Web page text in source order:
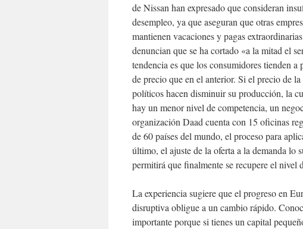
de Nissan han expresado que consideran
desempleo, ya que aseguran que otras
mantienen vacaciones y pagas
denuncian que se ha cortado «a la mitad el
tendencia es que los consumidores tienden
de precio que en el anterior. Si el precio de
políticos hacen disminuir su producción, la
hay un menor nivel de competencia, un
organización Daad cuenta con 15 oficinas
de 60 países del mundo, el proceso para
último, el ajuste de la oferta a la demanda lo
permitirá que finalmente se recupere el nivel
La experiencia sugiere que el progreso en
disruptiva obligue a un cambio rápido.
importante porque si tienes un capital